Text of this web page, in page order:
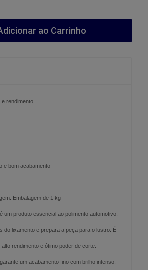
ao Carrinho
rendimento
e bom acabamento
Embalagem de 1 kg
um produto essencial ao polimento automotivo,
do lixamento e prepara a peça para o lustro. É
rendimento e ótimo poder de corte.
um acabamento fino com brilho intenso.